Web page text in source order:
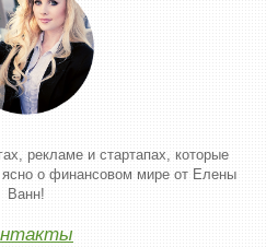
рекламе и стартапах, которые
ясно о финансовом мире от Елены
Ванн!